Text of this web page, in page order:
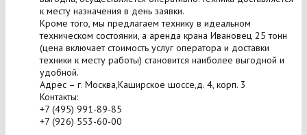
к месту назначения в день заявки.
Кроме того, мы предлагаем технику в идеальном
техническом состоянии, а аренда крана Ивановец 25 тонн
(цена включает стоимость услуг оператора и доставки
техники к месту работы) становится наиболее выгодной и
удобной.
Адрес – г. Москва,Каширское шоссе,д. 4, корп. 3
Контакты:
+7 (495) 991-89-85
+7 (926) 553-60-00